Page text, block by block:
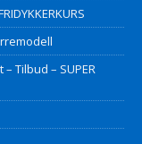
Tilbud – SUPER